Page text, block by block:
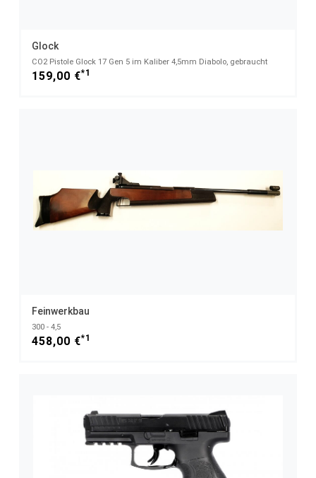
Glock
CO2 Pistole Glock 17 Gen 5 im Kaliber 4,5mm Diabolo, gebraucht
159,00 €*1
Feinwerkbau
300 - 4,5
458,00 €*1